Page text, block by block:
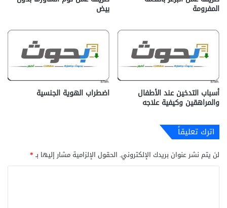
المفرومة بيض
أسباب التدخين عند الأطفال
والمراهقين وكيفية علاجه
اضطراب الهوية الجنسية
اترك تعليقاً
لن يتم نشر عنوان بريدك الإلكتروني. الحقول الإلزامية مشار إليها بـ*